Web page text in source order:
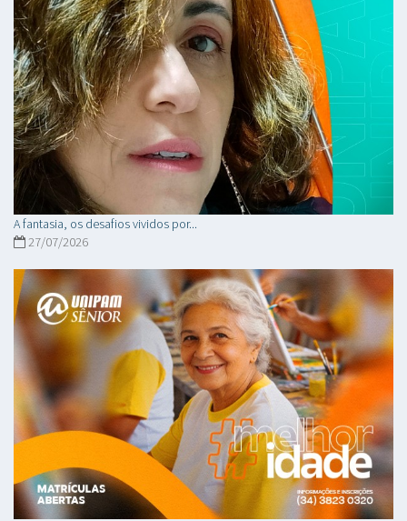
A fantasia, os desafios vividos por...
27/07/2026